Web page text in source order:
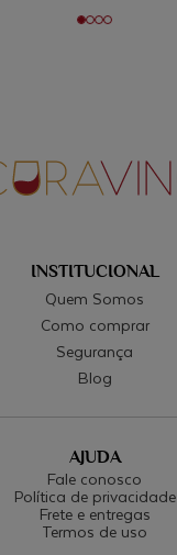
INSTITUCIONAL
Quem Somos
Como comprar
Segurança
Blog
AJUDA
Fale conosco
Política de privacidade
Frete e entregas
Termos de uso